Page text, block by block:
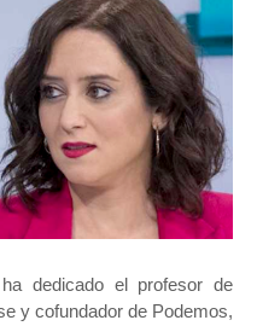
dedicado el profesor de
y cofundador de Podemos,